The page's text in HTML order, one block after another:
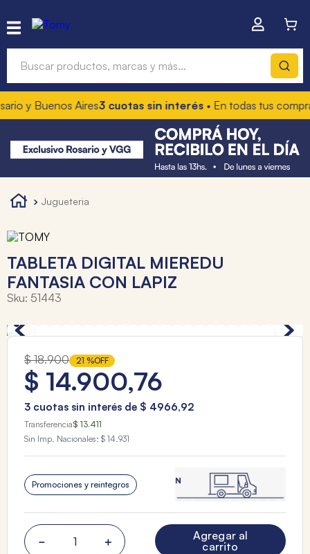
Buenos Aires3 cuotas sin interés• En todas tus compras
jugueteria
TABLETA DIGITAL MIEREDU
FANTASIA CON LAPIZ
Sku: 51443
$ 18.900 21 %OFF
$ 14.900,76
3 cuotas sin interés de $ 4966,92
Transferencia$ 13.411
Sin Imp. Nacionales: $ 14.931
Promociones y reintegros
＋
－
Agregar al
carrito
Términos más buscados
1.
hot wheels
3